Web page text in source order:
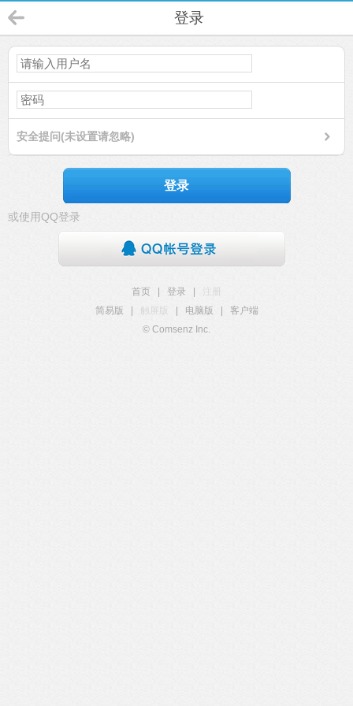
登录
安全提问(未设置请忽略)
登录
或使用QQ登录
首页 登录
注册
简易版
触屏版 电脑版
客户端
© Comsenz Inc.